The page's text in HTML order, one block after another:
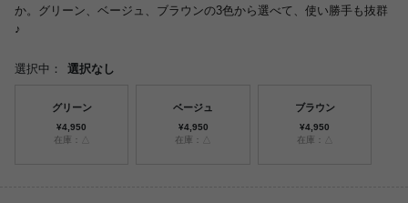
か。グリーン、ベージュ、ブラウンの3色から選べて、使い勝手も抜群
♪
選択中： 選択なし
グリーン
¥4,950
在庫：△
ベージュ
¥4,950
在庫：△
ブラウン
¥4,950
在庫：△